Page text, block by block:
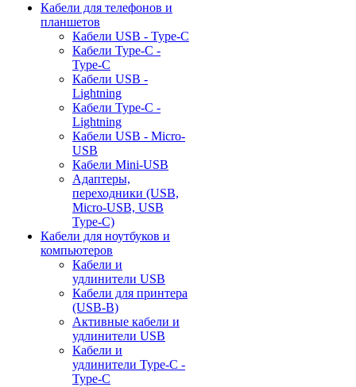
Кабели для телефонов и
планшетов
Кабели USB - Type-C
Кабели Type-C -
Type-C
Кабели USB -
Lightning
Кабели Type-C -
Lightning
Кабели USB - Micro-
USB
Кабели Mini-USB
Адаптеры,
переходники (USB,
Micro-USB, USB
Type-C)
Кабели для ноутбуков и
компьютеров
Кабели и
удлинители USB
Кабели для принтера
(USB-B)
Активные кабели и
удлинители USB
Кабели и
удлинители Type-C -
Type-C